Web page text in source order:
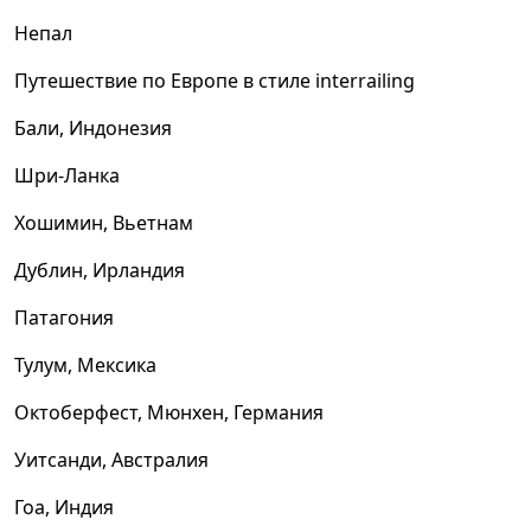
Непал
Путешествие по Европе в стиле interrailing
Бали, Индонезия
Шри-Ланка
Хошимин, Вьетнам
Дублин, Ирландия
Патагония
Тулум, Мексика
Октоберфест, Мюнхен, Германия
Уитсанди, Австралия
Гоа, Индия